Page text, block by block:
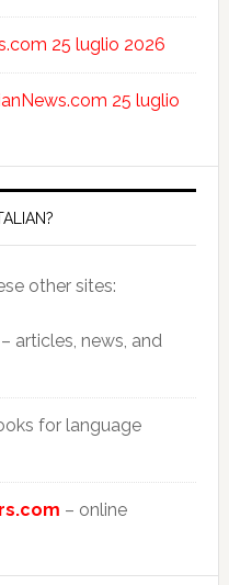
25 luglio 2026
25 luglio
other sites:
– articles, news, and
for language
– online